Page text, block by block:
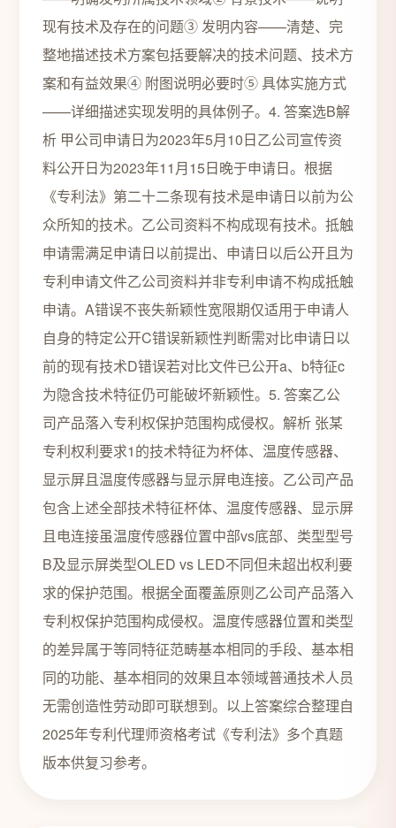
现有技术及存在的问题③ 发明内容——清楚、完
整地描述技术方案包括要解决的技术问题、技术方
案和有益效果④ 附图说明必要时⑤ 具体实施方式
——详细描述实现发明的具体例子。4. 答案选B解
析 甲公司申请日为2023年5月10日乙公司宣传资
料公开日为2023年11月15日晚于申请日。根据
《专利法》第二十二条现有技术是申请日以前为公
众所知的技术。乙公司资料不构成现有技术。抵触
申请需满足申请日以前提出、申请日以后公开且为
专利申请文件乙公司资料并非专利申请不构成抵触
申请。A错误不丧失新颖性宽限期仅适用于申请人
自身的特定公开C错误新颖性判断需对比申请日以
前的现有技术D错误若对比文件已公开a、b特征c
为隐含技术特征仍可能破坏新颖性。5. 答案乙公
司产品落入专利权保护范围构成侵权。解析 张某
专利权利要求1的技术特征为杯体、温度传感器、
显示屏且温度传感器与显示屏电连接。乙公司产品
包含上述全部技术特征杯体、温度传感器、显示屏
且电连接虽温度传感器位置中部vs底部、类型型号
B及显示屏类型OLED vs LED不同但未超出权利要
求的保护范围。根据全面覆盖原则乙公司产品落入
专利权保护范围构成侵权。温度传感器位置和类型
的差异属于等同特征范畴基本相同的手段、基本相
同的功能、基本相同的效果且本领域普通技术人员
无需创造性劳动即可联想到。以上答案综合整理自
2025年专利代理师资格考试《专利法》多个真题
版本供复习参考。